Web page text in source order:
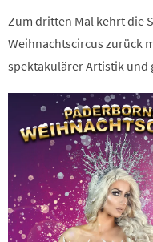
Zum dritten Mal kehrt die
Weihnachtscircus zurück
spektakulärer Artistik und